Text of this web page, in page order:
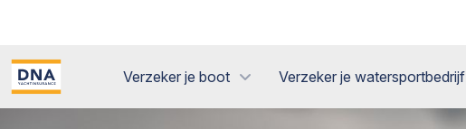
Verzeker je boot Verzeker je watersportbedrijf